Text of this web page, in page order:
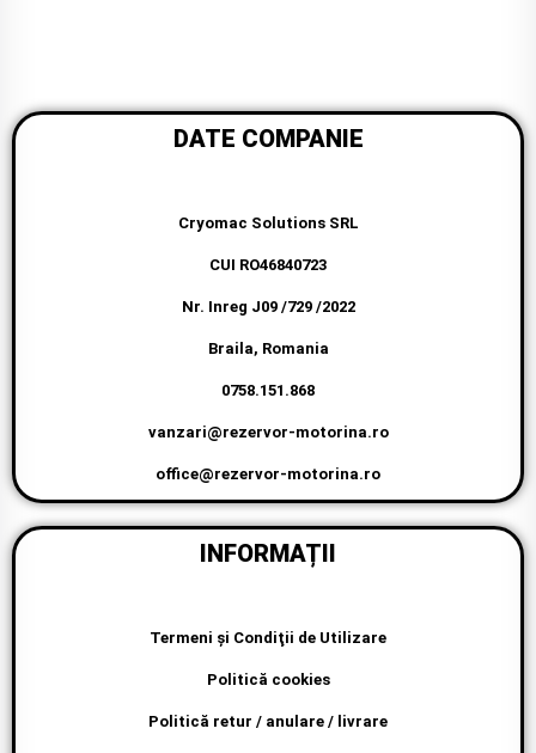
DATE COMPANIE
Cryomac Solutions SRL
CUI RO46840723
Nr. Inreg J09 /729 /2022
Braila, Romania
0758.151.868
vanzari@rezervor-motorina.ro
office@rezervor-motorina.ro
INFORMAȚII
Termeni şi Condiţii de Utilizare
Politică cookies
Politică retur / anulare / livrare